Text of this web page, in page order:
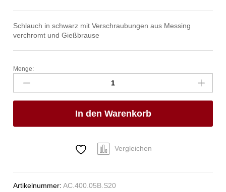
Schlauch in schwarz mit Verschraubungen aus Messing
verchromt und Gießbrause
spa
Kneipp'sche
Garnitur
1/2"
20mm
Menge:
In den Warenkorb
Vergleichen
Artikelnummer:AC.400.05B.S20